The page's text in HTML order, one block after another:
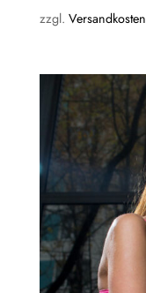
zzgl. Versandkosten